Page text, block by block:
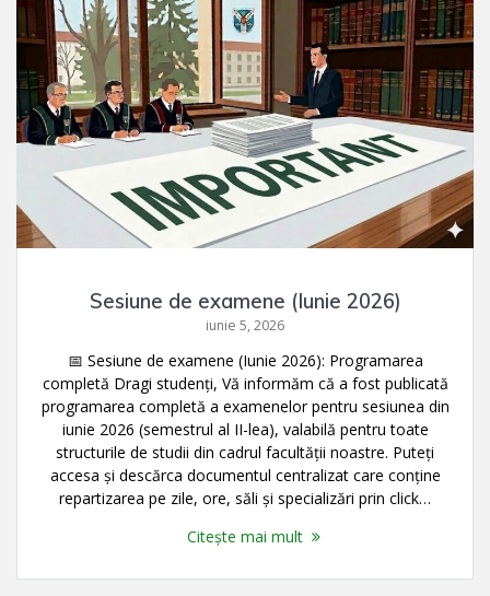
Sesiune de examene (Iunie 2026)
iunie 5, 2026
📅 Sesiune de examene (Iunie 2026): Programarea
completă Dragi studenți, Vă informăm că a fost publicată
programarea completă a examenelor pentru sesiunea din
iunie 2026 (semestrul al II-lea), valabilă pentru toate
structurile de studii din cadrul facultății noastre. Puteți
accesa și descărca documentul centralizat care conține
repartizarea pe zile, ore, săli și specializări prin click…
Citește mai mult